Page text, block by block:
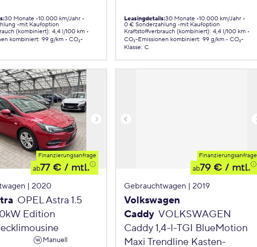
:30 Monate 10.000 km/Jahr
mit Kaufoption
(kombiniert): 4,4 l/100 km
kombiniert: 99 g/km
CO₂-
Leasingdetails:30 Monate 10.000 km/Jahr
0 € Sonderzahlung
mit Kaufoption
Kraftstoffverbrauch (kombiniert): 4,4 l/100 km
CO₂-Emissionen kombiniert: 99 g/km
CO₂-
Klasse: C
Finanzierungsanfrage
ab77 € / mtl.
| 2020
OPEL Astra 1.5
Edition
Manuell
Finanzierungsanfrage
ab79 € / mtl.
Gebrauchtwagen | 2019
Volkswagen
Caddy VOLKSWAGEN
Caddy 1,4-l-TGI BlueMotion
Maxi Trendline Kasten-